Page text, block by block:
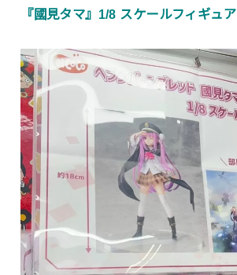
『國見タマ』1/8 スケールフィギュア